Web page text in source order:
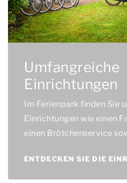
Umfangreiche
Einrichtungen
Im Ferienpark finden Sie
Einrichtungen wie einen
einen Brötchenservice
haben!
ENTDECKEN SIE DIE